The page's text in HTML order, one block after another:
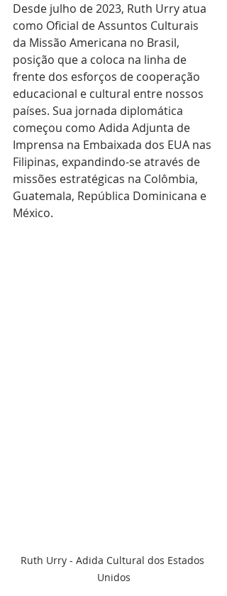
Desde julho de 2023, Ruth Urry atua
como Oficial de Assuntos Culturais
da Missão Americana no Brasil,
posição que a coloca na linha de
frente dos esforços de cooperação
educacional e cultural entre nossos
países. Sua jornada diplomática
começou como Adida Adjunta de
Imprensa na Embaixada dos EUA nas
Filipinas, expandindo-se através de
missões estratégicas na Colômbia,
Guatemala, República Dominicana e
México.
Ruth Urry - Adida Cultural dos Estados
Unidos